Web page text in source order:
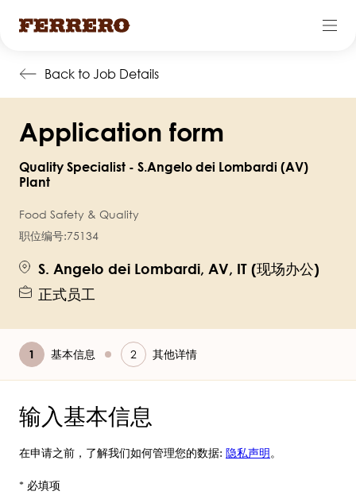
Back to Job Details
Application form
Quality Specialist - S.Angelo dei Lombardi (AV)
Plant
Food Safety & Quality
职位编号:75134
S. Angelo dei Lombardi, AV, IT (现场办公)
正式员工
当
基本信息 其他详情
输入基本信息
在申请之前，了解我们如何管理您的数据: 隐私声明。
* 必填项